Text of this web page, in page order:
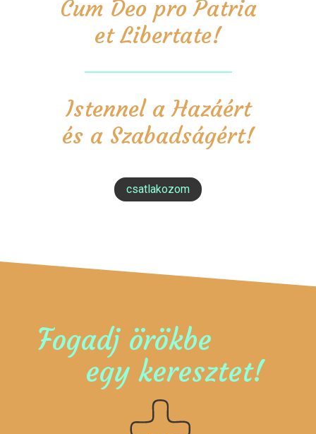
Cum Deo pro Patria
et Libertate!
Istennel a Hazáért
és a Szabadságért!
csatlakozom
Fogadj örökbe
egy keresztet!